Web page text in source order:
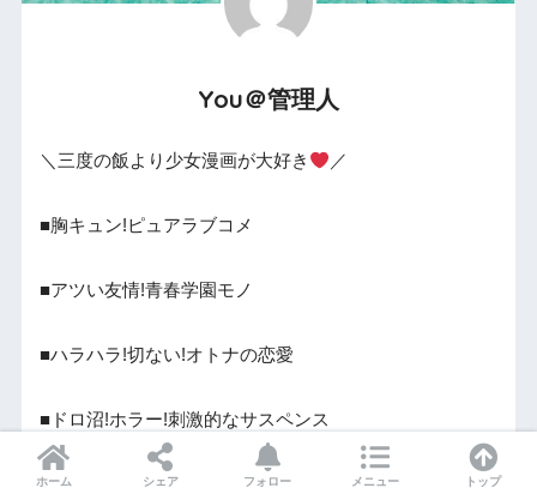
You＠管理人
＼三度の飯より少女漫画が大好き ／
■胸キュン!ピュアラブコメ
■アツい友情!青春学園モノ
■ハラハラ!切ない!オトナの恋愛
■ドロ沼!ホラー!刺激的なサスペンス
■ほっこり癒し!泣ける!家族モノ
ホーム シェア フォロー メニュー トップ